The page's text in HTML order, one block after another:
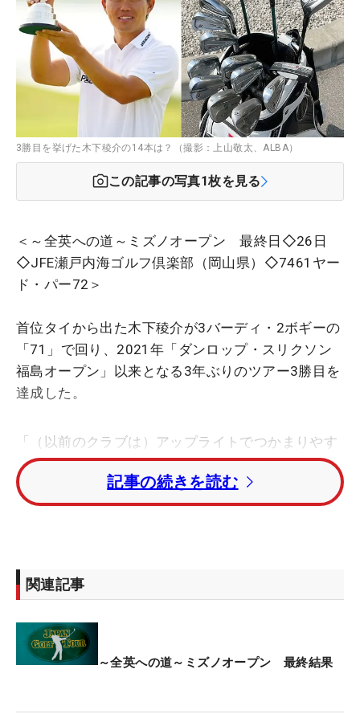
3勝目を挙げた木下稜介の14本は？（撮影：上山敬太、ALBA）
この記事の写真1枚を見る
＜～全英への道～ミズノオープン 最終日◇26日
◇JFE瀬戸内海ゴルフ倶楽部（岡山県）◇7461ヤー
ド・パー72＞
首位タイから出た木下稜介が3バーディ・2ボギーの
「71」で回り、2021年「ダンロップ・スリクソン
福島オープン」以来となる3年ぶりのツアー3勝目を
達成した。
「（以前のクラブは）アップライトでつかまりやす
い分、それを逃がして打っていた。曲げたくないっ
て思うと自然にヒールに当てていた」と、振り切れ
ないことがあったから。『ROGUE ST MAX LS』を使
り。ドローヒッターにとって思いっきりつかまえに
行けるため「開き気味がいい」という好みの”顔”を
「今年からクラブ契約がフリーになり色んなメーカ
記事の続きを読む
関連記事
～全英への道～ミズノオープン 最終結果